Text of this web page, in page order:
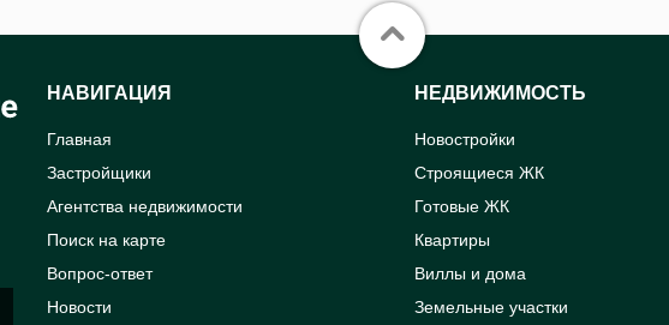
НАВИГАЦИЯ
Главная
Застройщики
Агентства недвижимости
Поиск на карте
Вопрос-ответ
Новости
НЕДВИЖИМОСТЬ
Новостройки
Строящиеся ЖК
Готовые ЖК
Квартиры
Виллы и дома
Земельные участки